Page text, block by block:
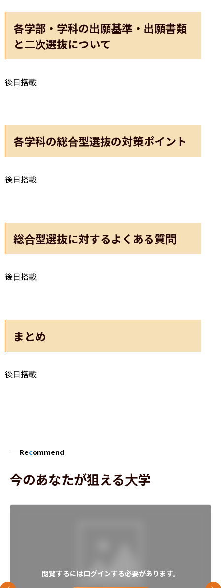
各学部・学科の出願基準・出願書類
と二次選抜について
後日搭載
各学科の総合型選抜の対策ポイント
後日搭載
総合型選抜に対するよくある質問
後日搭載
まとめ
後日搭載
Recommend
今のあなたが狙える大学
閲覧するにはログインする必要があります。